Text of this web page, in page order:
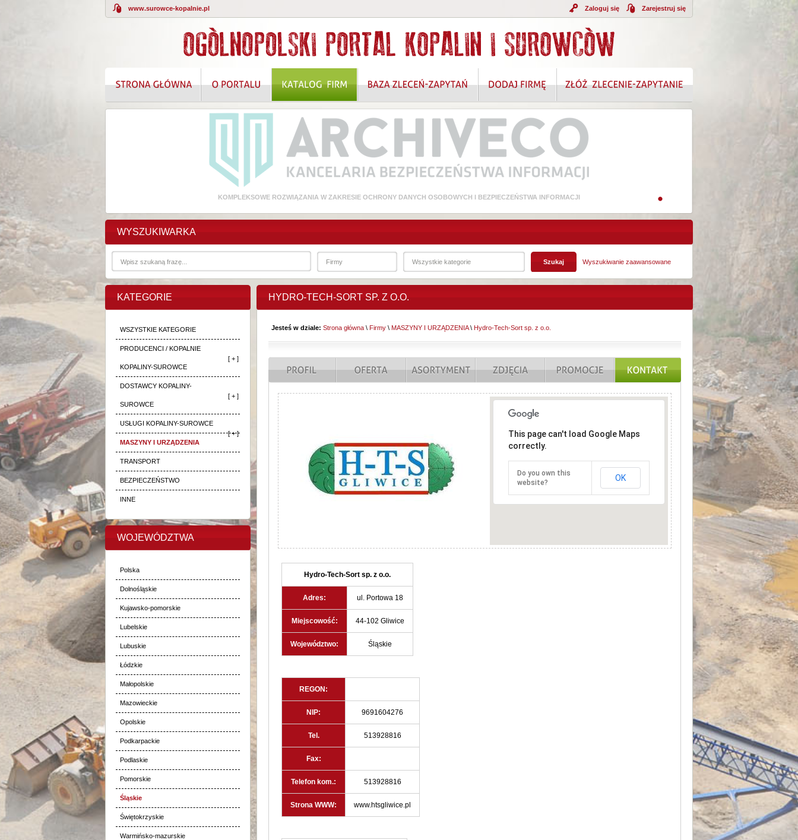
www.surowce-kopalnie.pl Zarejestruj się
Zaloguj się
KOMPLEKSOWE ROZWIĄZANIA W ZAKRESIE OCHRONY DANYCH OSOBOWYCH I BEZPIECZEŃSTWA INFORMACJI
WYSZUKIWARKA
Wyszukiwanie zaawansowane
KATEGORIE
WSZYSTKIE KATEGORIE
PRODUCENCI / KOPALNIE
KOPALINY-SUROWCE
[ + ]
DOSTAWCY KOPALINY-
SUROWCE
[ + ]
USŁUGI KOPALINY-SUROWCE
[ + ]
MASZYNY I URZĄDZENIA
TRANSPORT
BEZPIECZEŃSTWO
INNE
WOJEWÓDZTWA
Polska
Dolnośląskie
Kujawsko-pomorskie
Lubelskie
Lubuskie
Łódzkie
Małopolskie
Mazowieckie
Opolskie
Podkarpackie
Podlaskie
Pomorskie
Śląskie
Świętokrzyskie
Warmińsko-mazurskie
HYDRO-TECH-SORT SP. Z O.O.
Jesteś w dziale: Strona główna \ Firmy \ MASZYNY I URZĄDZENIA\ Hydro-Tech-Sort sp. z o.o.
This page can't load Google Maps
correctly.
Do you own this
website?
OK
Hydro-Tech-Sort sp. z o.o.
Adres: ul. Portowa 18
Miejscowość: 44-102 Gliwice
Województwo: Śląskie
REGON:
NIP: 9691604276
Tel. 513928816
Fax:
Telefon kom.: 513928816
Strona WWW: www.htsgliwice.pl